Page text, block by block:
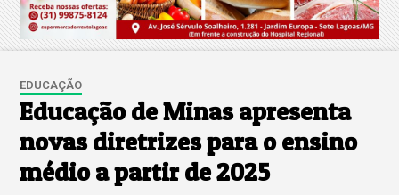
EDUCAÇÃO
Educação de Minas apresenta
novas diretrizes para o ensino
médio a partir de 2025